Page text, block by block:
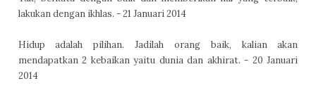
lakukan dengan ikhlas. - 21 Januari 2014
Hidup adalah pilihan. Jadilah orang baik, kalian akan
mendapatkan 2 kebaikan yaitu dunia dan akhirat. - 20 Januari
2014